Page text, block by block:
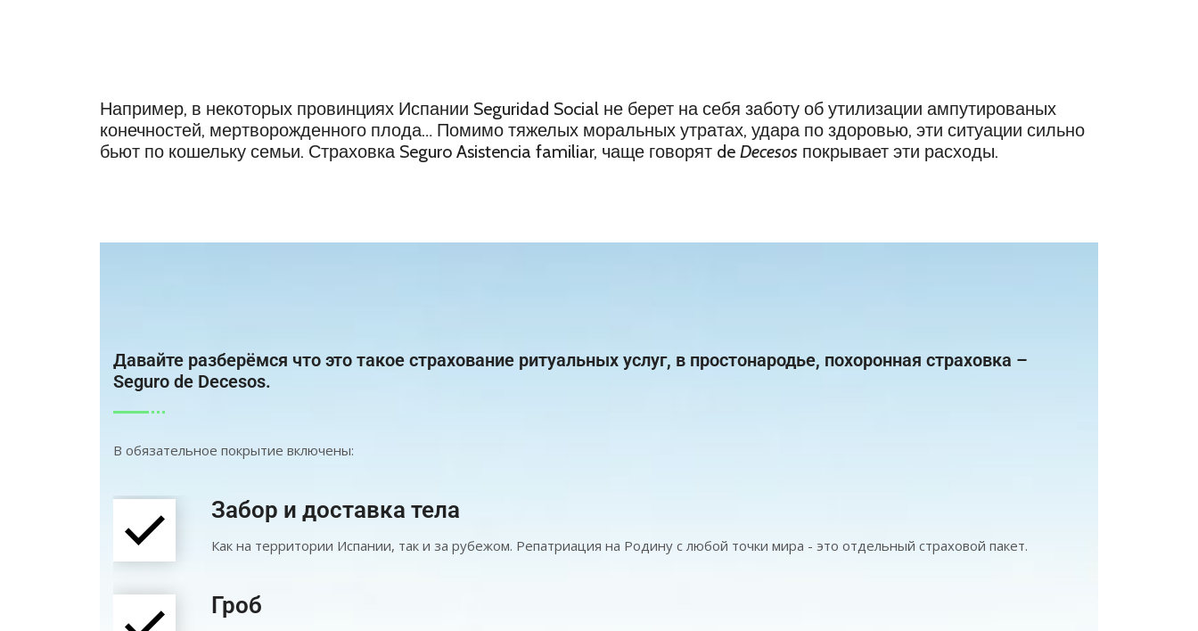
Например, в некоторых провинциях Испании Seguridad Social не берет на себя заботу об утилизации ампутированых
конечностей, мертворожденного плода… Помимо тяжелых моральных утратах, удара по здоровью, эти ситуации сильно
бьют по кошельку семьи. Страховка Seguro Asistencia familiar, чаще говорят de Decesos покрывает эти расходы.
Давайте разберёмся что это такое страхование ритуальных услуг, в простонародье, похоронная страховка –
Seguro de Decesos.
В обязательное покрытие включены:
Забор и доставка тела
Как на территории Испании, так и за рубежом. Репатриация на Родину с любой точки мира - это отдельный страховой пакет.
Гроб